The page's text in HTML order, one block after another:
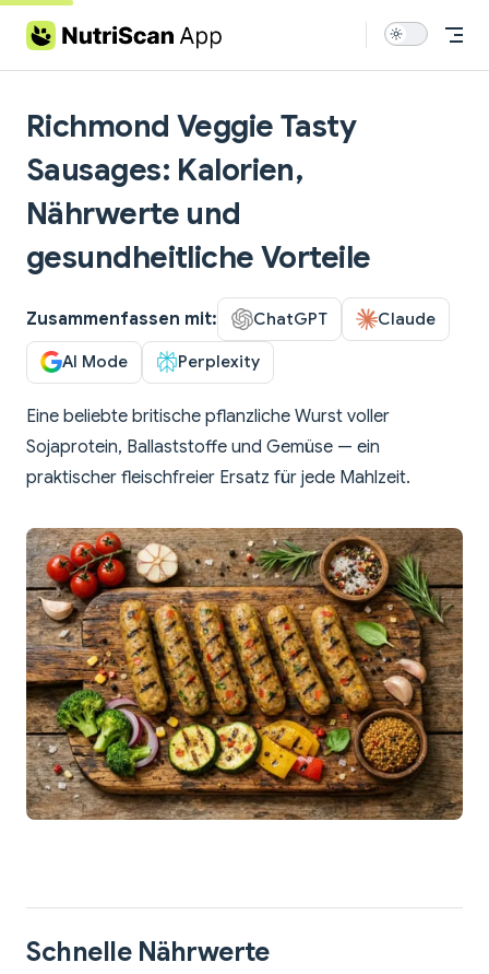
Skip to content
Richmond Veggie Tasty
Sausages: Kalorien,
Nährwerte und
gesundheitliche Vorteile
Zusammenfassen mit: ChatGPT Claude
AI Mode Perplexity
Eine beliebte britische pflanzliche Wurst voller
Sojaprotein, Ballaststoffe und Gemüse — ein
praktischer fleischfreier Ersatz für jede Mahlzeit.
Schnelle Nährwerte